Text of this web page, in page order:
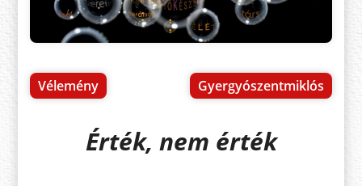
Vélemény Gyergyószentmiklós
Érték, nem érték